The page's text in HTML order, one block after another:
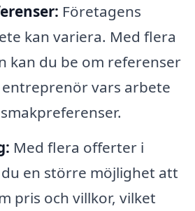
Företagens
kan variera. Med flera
kan du be om referenser
entreprenör vars arbete
Med flera offerter i
en större möjlighet att
pris och villkor, vilket